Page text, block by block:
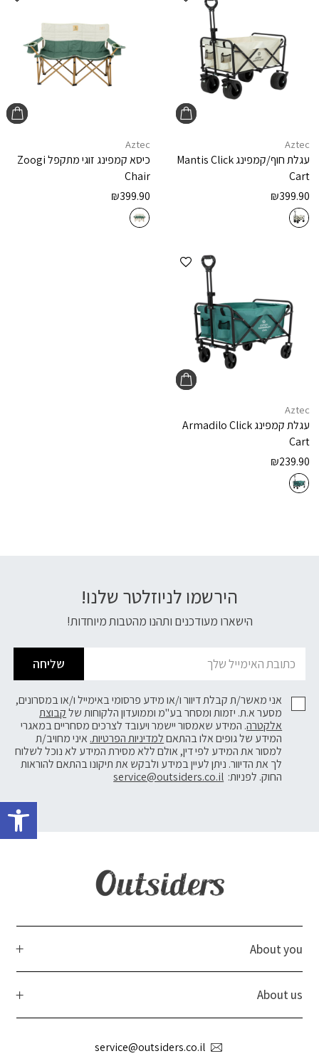
Aztec
עגלת חוף/קמפינגMantis Click
Cart
₪399.90
Aztec
כיסא קמפינג זוגי מתקפלZoogi
Chair
₪399.90
הוספה למועדפים
Aztec
עגלת קמפינגArmadilo Click
Cart
₪239.90
הירשמו לניוזלטר שלנו!
הישארו מעודכנים ותהנו מהטבות מיוחדות!
שליחה
אני מאשר/ת קבלת דיוור ו/או מידע פרסומי באימייל ו/או במסרונים,
מסער א.ת. יזמות ומסחר בע"מ וממועדון הלקוחות שלקבוצת
אלקטרה. המידע שאמסור יישמר ויעובד לצרכים מסחריים במאגרי
המידע של גופים אלו בהתאםלמדיניות הפרטיות. איני מחויב/ת
למסור את המידע לפי דין, אולם ללא מסירת המידע לא נוכל לשלוח
לך את הדיוור. ניתן לעיין במידע ולבקש את תיקונו בהתאם להוראות
החוק. לפניות: service@outsiders.co.il
About you
About us
service@outsiders.co.il